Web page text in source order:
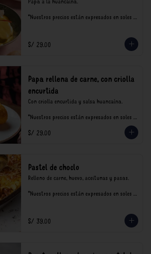
*Nuestros precios están expresados en soles e
S/ 29.00
Papa rellena de carne, con criolla
encurtida
Con criolla encurtida y salsa huancaína.
*Nuestros precios están expresados en soles e
consumo.
S/ 29.00
Pastel de choclo
Relleno de carne, huevo, aceitunas y pasas.
*Nuestros precios están expresados en soles e
S/ 39.00